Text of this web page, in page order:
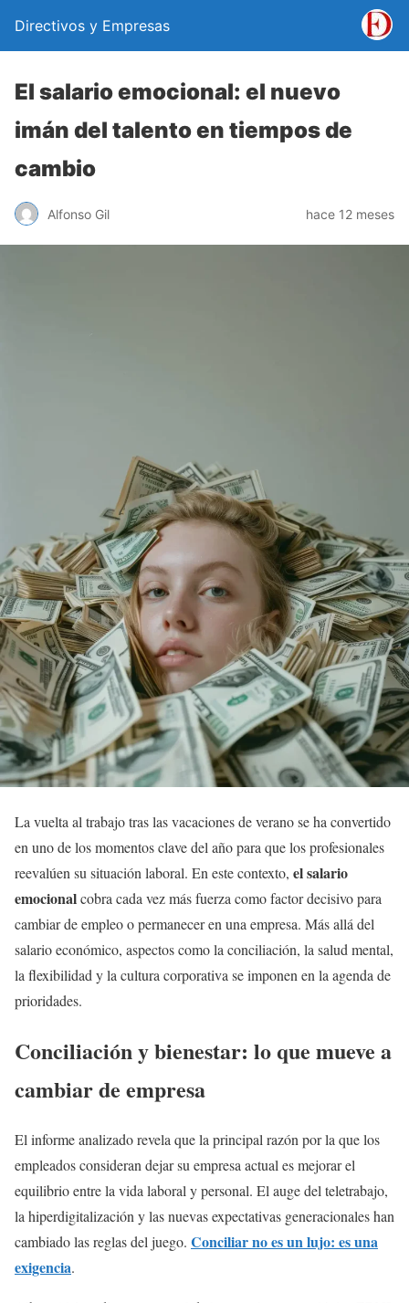
Directivos y Empresas
El salario emocional: el nuevo
imán del talento en tiempos de
cambio
Alfonso Gil hace 12 meses
La vuelta al trabajo tras las vacaciones de verano se ha convertido
en uno de los momentos clave del año para que los profesionales
reevalúen su situación laboral. En este contexto, el salario
emocionalcobra cada vez más fuerza como factor decisivo para
cambiar de empleo o permanecer en una empresa. Más allá del
salario económico, aspectos como la conciliación, la salud mental,
la flexibilidad y la cultura corporativa se imponen en la agenda de
prioridades.
Conciliación y bienestar: lo que mueve a
cambiar de empresa
El informe analizado revela que la principal razón por la que los
empleados consideran dejar su empresa actual es mejorar el
equilibrio entre la vida laboral y personal. El auge del teletrabajo,
la hiperdigitalización y las nuevas expectativas generacionales han
cambiado las reglas del juego. Conciliar no es un lujo: es una
exigencia.